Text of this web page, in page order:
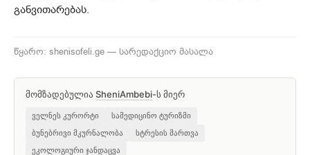
განვითარებას.
წყარო: shenisofeli.ge — სარედაქციო მასალა
მომზადებულია SheniAmbebi-ს მიერ
ველნეს კურორტი
სამედიცინო ტურიზმი
ბუნებრივი მკურნალობა
სტრესის მართვა
ეკოლოგიური ჯანდაცვა